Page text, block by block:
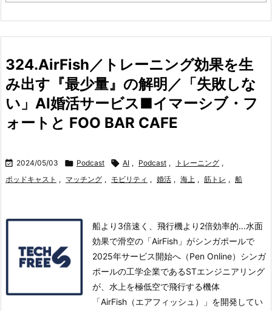
324.AirFish／トレーニング効果を生
み出す『最少量』の解明／「失敗しな
い」AI婚活サービス■イマーシブ・フ
ォートと FOO BAR CAFE
 2024/05/03  Podcast  AI , Podcast , トレーニング ,
ポッドキャスト , マッチング , モビリティ , 婚活 , 海上 , 筋トレ , 船
船より3倍速く、飛行機より2倍効率的…水面
効果で滑空の「AirFish」がシンガポールで
2025年サービス開始へ（Pen Online）シンガ
ポールの工学企業であるSTエンジニアリング
が、水上を極低空で飛行する機体
「AirFish（エアフィッシュ）」を開発してい